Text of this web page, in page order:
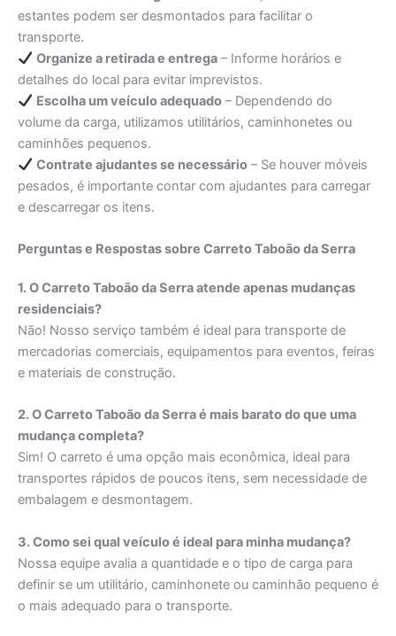
estantes podem ser desmontados para facilitar o
transporte.
Organize a retirada e entrega– Informe horários e
detalhes do local para evitar imprevistos.
Escolha um veículo adequado– Dependendo do
volume da carga, utilizamos utilitários, caminhonetes ou
caminhões pequenos.
Contrate ajudantes se necessário– Se houver móveis
pesados, é importante contar com ajudantes para carregar
e descarregar os itens.
Perguntas e Respostas sobre Carreto Taboão da Serra
1. O Carreto Taboão da Serra atende apenas mudanças
residenciais?
Não! Nosso serviço também é ideal para transporte de
mercadorias comerciais, equipamentos para eventos, feiras
e materiais de construção.
2. O Carreto Taboão da Serra é mais barato do que uma
mudança completa?
Sim! O carreto é uma opção mais econômica, ideal para
transportes rápidos de poucos itens, sem necessidade de
embalagem e desmontagem.
3. Como sei qual veículo é ideal para minha mudança?
Nossa equipe avalia a quantidade e o tipo de carga para
definir se um utilitário, caminhonete ou caminhão pequeno é
o mais adequado para o transporte.